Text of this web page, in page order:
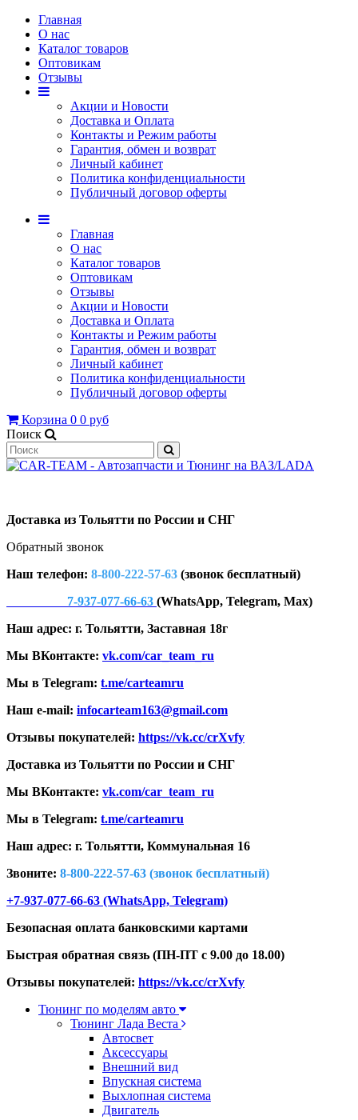
Главная
О нас
Каталог товаров
Оптовикам
Отзывы
Акции и Новости
Доставка и Оплата
Контакты и Режим работы
Гарантия, обмен и возврат
Личный кабинет
Политика конфиденциальности
Публичный договор оферты
Главная
О нас
Каталог товаров
Оптовикам
Отзывы
Акции и Новости
Доставка и Оплата
Контакты и Режим работы
Гарантия, обмен и возврат
Личный кабинет
Политика конфиденциальности
Публичный договор оферты
Корзина 0 0 руб
Поиск
Доставка из Тольятти по России и СНГ
Обратный звонок
Наш телефон: 8-800-222-57-63 (звонок бесплатный)
7-937-077-66-63 (WhatsApp, Telegram, Max)
Наш адрес: г. Тольятти, Заставная 18г
Мы ВКонтакте: vk.com/car_team_ru
Мы в Telegram: t.me/carteamru
Наш e-mail: infocarteam163@gmail.com
Отзывы покупателей: https://vk.cc/crXvfy
Доставка из Тольятти по России и СНГ
Мы ВКонтакте: vk.com/car_team_ru
Мы в Telegram: t.me/carteamru
Наш адрес: г. Тольятти, Коммунальная 16
Звоните: 8-800-222-57-63 (звонок бесплатный)
+7-937-077-66-63 (WhatsApp, Telegram)
Безопасная оплата банковскими картами
Быстрая обратная связь (ПН-ПТ с 9.00 до 18.00)
Отзывы покупателей: https://vk.cc/crXvfy
Тюнинг по моделям авто
Тюнинг Лада Веста
Автосвет
Аксессуары
Внешний вид
Впускная система
Выхлопная система
Двигатель